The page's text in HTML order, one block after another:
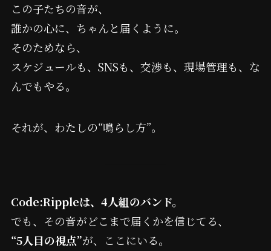
この子たちの音が、
誰かの心に、ちゃんと届くように。
そのためなら、
スケジュールも、SNSも、交渉も、現場管理も、な
んでもやる。
それが、わたしの“鳴らし方”。
Code:Rippleは、4人組のバンド。
でも、その音がどこまで届くかを信じてる、
“5人目の視点”が、ここにいる。